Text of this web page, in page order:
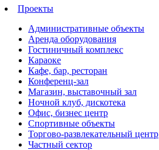
Проекты
Административные объекты
Аренда оборудования
Гостиничный комплекс
Караоке
Кафе, бар, ресторан
Конференц-зал
Магазин, выставочный зал
Ночной клуб, дискотека
Офис, бизнес центр
Спортивные объекты
Торгово-развлекательный центр
Частный сектор